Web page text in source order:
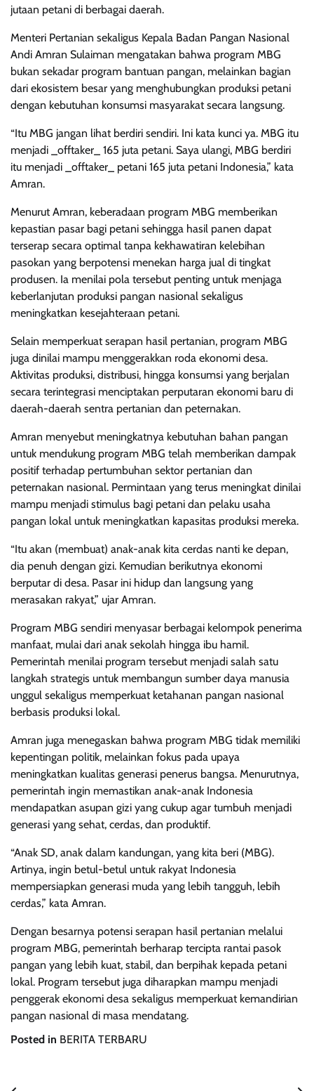
jutaan petani di berbagai daerah.
Menteri Pertanian sekaligus Kepala Badan Pangan Nasional
Andi Amran Sulaiman mengatakan bahwa program MBG
bukan sekadar program bantuan pangan, melainkan bagian
dari ekosistem besar yang menghubungkan produksi petani
dengan kebutuhan konsumsi masyarakat secara langsung.
“Itu MBG jangan lihat berdiri sendiri. Ini kata kunci ya. MBG itu
menjadi _offtaker_ 165 juta petani. Saya ulangi, MBG berdiri
itu menjadi _offtaker_ petani 165 juta petani Indonesia,” kata
Amran.
Menurut Amran, keberadaan program MBG memberikan
kepastian pasar bagi petani sehingga hasil panen dapat
terserap secara optimal tanpa kekhawatiran kelebihan
pasokan yang berpotensi menekan harga jual di tingkat
produsen. Ia menilai pola tersebut penting untuk menjaga
keberlanjutan produksi pangan nasional sekaligus
meningkatkan kesejahteraan petani.
Selain memperkuat serapan hasil pertanian, program MBG
juga dinilai mampu menggerakkan roda ekonomi desa.
Aktivitas produksi, distribusi, hingga konsumsi yang berjalan
secara terintegrasi menciptakan perputaran ekonomi baru di
daerah-daerah sentra pertanian dan peternakan.
Amran menyebut meningkatnya kebutuhan bahan pangan
untuk mendukung program MBG telah memberikan dampak
positif terhadap pertumbuhan sektor pertanian dan
peternakan nasional. Permintaan yang terus meningkat dinilai
mampu menjadi stimulus bagi petani dan pelaku usaha
pangan lokal untuk meningkatkan kapasitas produksi mereka.
“Itu akan (membuat) anak-anak kita cerdas nanti ke depan,
dia penuh dengan gizi. Kemudian berikutnya ekonomi
berputar di desa. Pasar ini hidup dan langsung yang
merasakan rakyat,” ujar Amran.
Program MBG sendiri menyasar berbagai kelompok penerima
manfaat, mulai dari anak sekolah hingga ibu hamil.
Pemerintah menilai program tersebut menjadi salah satu
langkah strategis untuk membangun sumber daya manusia
unggul sekaligus memperkuat ketahanan pangan nasional
berbasis produksi lokal.
Amran juga menegaskan bahwa program MBG tidak memiliki
kepentingan politik, melainkan fokus pada upaya
meningkatkan kualitas generasi penerus bangsa. Menurutnya,
pemerintah ingin memastikan anak-anak Indonesia
mendapatkan asupan gizi yang cukup agar tumbuh menjadi
generasi yang sehat, cerdas, dan produktif.
“Anak SD, anak dalam kandungan, yang kita beri (MBG).
Artinya, ingin betul-betul untuk rakyat Indonesia
mempersiapkan generasi muda yang lebih tangguh, lebih
cerdas,” kata Amran.
Dengan besarnya potensi serapan hasil pertanian melalui
program MBG, pemerintah berharap tercipta rantai pasok
pangan yang lebih kuat, stabil, dan berpihak kepada petani
lokal. Program tersebut juga diharapkan mampu menjadi
penggerak ekonomi desa sekaligus memperkuat kemandirian
pangan nasional di masa mendatang.
Posted in BERITA TERBARU